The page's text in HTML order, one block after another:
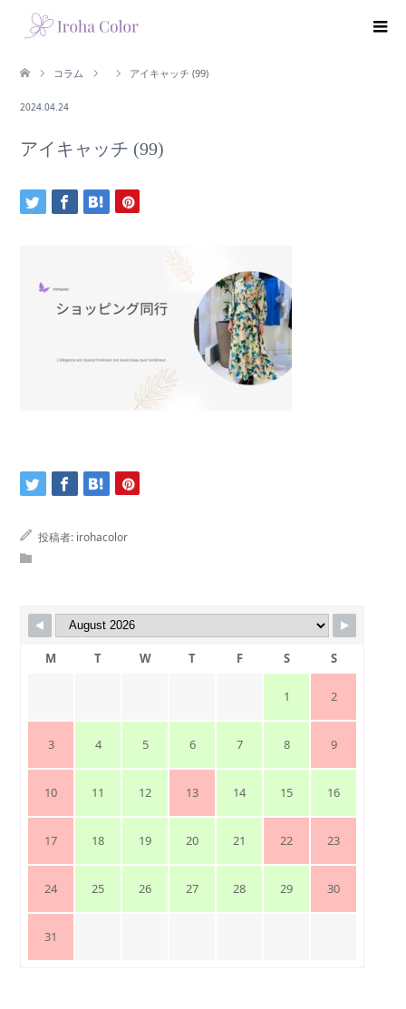
コラム アイキャッチ (99)
2024.04.24
アイキャッチ (99)
投稿者: irohacolor
M T W T F S S
1 2
3 4 5 6 7 8 9
10 11 12 13 14 15 16
17 18 19 20 21 22 23
24 25 26 27 28 29 30
31